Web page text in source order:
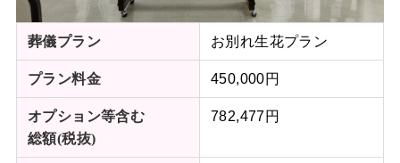
葬儀プラン お別れ生花プラン
プラン料金 450,000円
オプション等含む
総額(税抜)
782,477円